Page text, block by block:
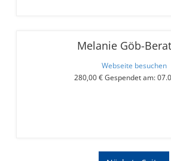
Melanie Göb-
Webseite besuchen
280,00 € Gespendet am: